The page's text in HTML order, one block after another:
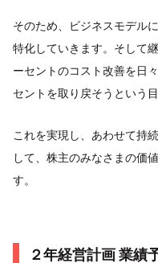
そのため、ビジネスモデル
特化していきます。そして
ーセントのコスト改善を日
セントを取り戻そうという
これを実現し、あわせて持
して、株主のみなさまの価
す。
２年経営計画 業績